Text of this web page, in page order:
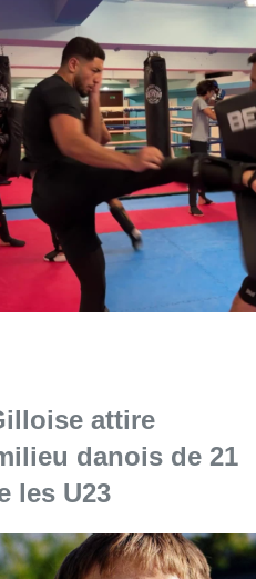
attire
danois de 21
les U23